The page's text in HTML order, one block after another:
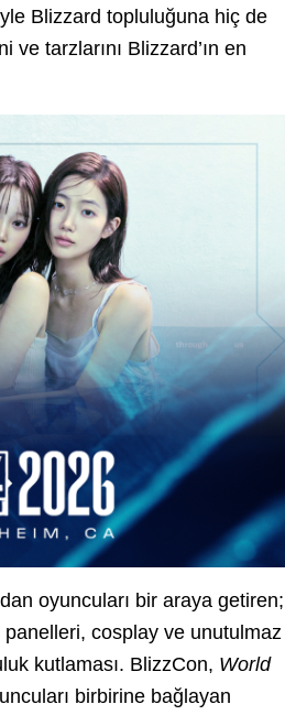
Blizzard topluluğuna hiç de
tarzlarını Blizzard’ın en
oyuncuları bir araya getiren;
cosplay ve unutulmaz
kutlaması. BlizzCon, World
birbirine bağlayan